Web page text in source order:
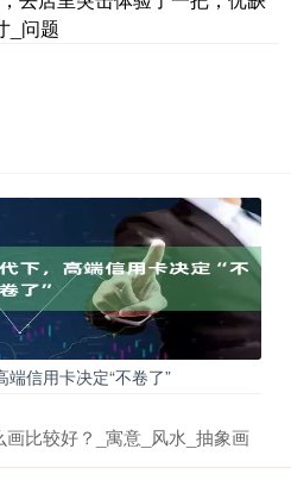
_问题
信用卡决定“不卷了”
比较好？_寓意_风水_抽象画